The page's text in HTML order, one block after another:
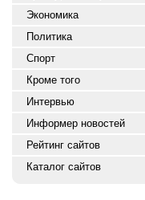
Экономика
Политика
Спорт
Кроме того
Интервью
Информер новостей
Рейтинг сайтов
Каталог сайтов